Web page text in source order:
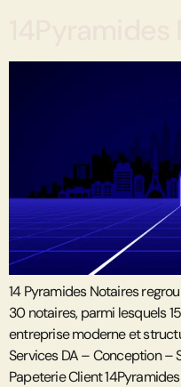
14 Pyramides Notaires
30 notaires, parmi lesquels
entreprise moderne et
Services DA – Conception
Papeterie Client